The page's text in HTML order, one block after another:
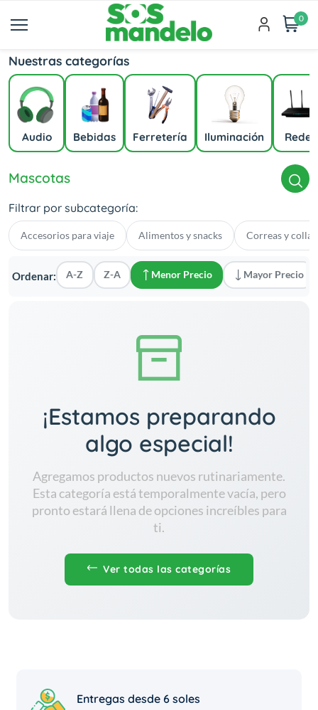
0
Nuestras categorías
Audio Bebidas Ferretería Iluminación Redes
Mascotas
Filtrar por subcategoría:
Accesorios para viaje Alimentos y snacks Correas y
Ordenar: A-Z Z-A Menor Precio Mayor Precio
¡Estamos preparando
algo especial!
Agregamos productos nuevos rutinariamente.
Esta categoría está temporalmente vacía, pero
pronto estará llena de opciones increíbles para
ti.
Ver todas las categorías
Entregas desde 6 soles